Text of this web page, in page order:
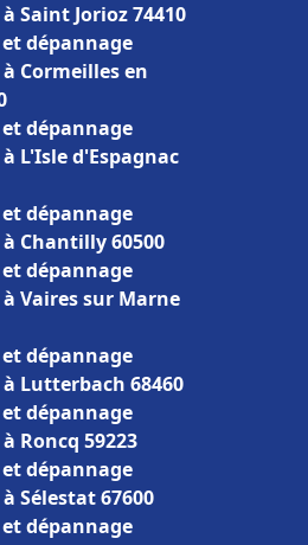
Saint Jorioz 74410
dépannage
Cormeilles en
dépannage
L'Isle d'Espagnac
dépannage
Chantilly 60500
dépannage
Vaires sur Marne
dépannage
Lutterbach 68460
dépannage
Roncq 59223
dépannage
Sélestat 67600
dépannage